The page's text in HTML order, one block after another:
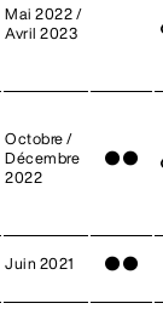
Mai 2022 /
Avril 2023
Octobre /
Décembre
2022
● ●
Juin 2021 ● ●